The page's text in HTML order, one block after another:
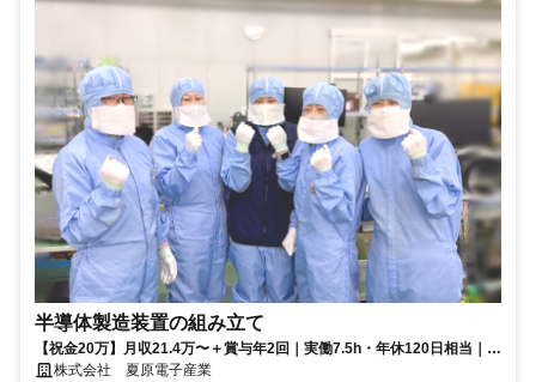
半導体製造装置の組み立て
【祝金20万】月収21.4万〜＋賞与年2回｜実働7.5h・年休120日相当｜
Wi-Fi・食堂完備
株式会社 夏原電子産業